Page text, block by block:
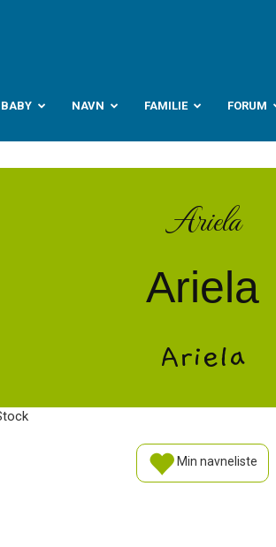
BABY NAVN FAMILIE FORUM
Ariela
Ariela
Ariela
Min navneliste